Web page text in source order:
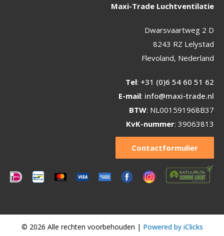
Maxi-Trade Luchtventilatie
Dwarsvaartweg 2 D
8243 RZ Lelystad
Flevoland, Nederland
Tel: +31 (0)6 54 60 51 62
E-mail: info@maxi-trade.nl
BTW: NL001591968B37
KvK-nummer: 39063813
Contactformulier
© 2026 Alle rechten voorbehouden | Powered by iClicks